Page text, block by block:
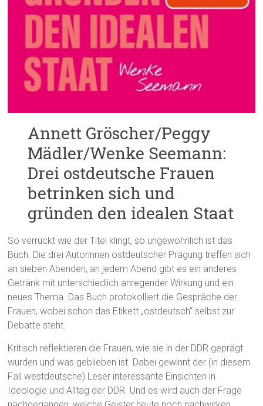
Annett Gröscher/Peggy
Mädler/Wenke Seemann:
Drei ostdeutsche Frauen
betrinken sich und
gründen den idealen Staat
So verrückt wie der Titel klingt, so ungewöhnlich ist das
Buch. Die drei Autorinnen ostdeutscher Prägung treffen sich
an sieben Abenden, an jedem Abend gibt es ein anderes
Getränk mit unterschiedlich anregender Wirkung und ein
neues Thema. Das Buch protokolliert die Gespräche der
Frauen, wobei schon das Etikett „ostdeutsch“ selbst zur
Debatte steht.
Kritisch reflektieren die Frauen, wie sie in der DDR geprägt
wurden und was geblieben ist. Dabei gewinnt der (in diesem
Fall westdeutsche) Leser interessante Einsichten in
Ideologie und Alltag der DDR. Und es wird auch der Frage